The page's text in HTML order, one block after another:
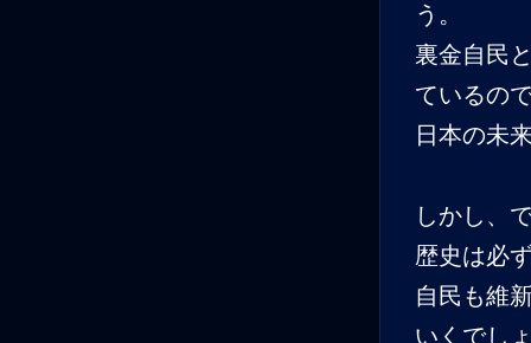
う。
裏金自民
ているの
日本の未
しかし、
歴史は必
自民も維
いくでし